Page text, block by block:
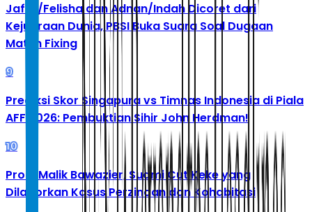
Jafar/Felisha dan Adnan/Indah Dicoret dari
Kejuaraan Dunia, PBSI Buka Suara Soal Dugaan
Match Fixing
9
Prediksi Skor Singapura vs Timnas Indonesia di Piala
AFF 2026: Pembuktian Sihir John Herdman!
10
Profil Malik Bawazier, Suami Cut Keke yang
Dilaporkan Kasus Perzinaan dan Kohabitasi